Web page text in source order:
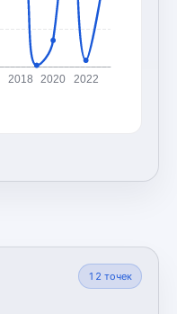
2018 2020 2022
12 точек